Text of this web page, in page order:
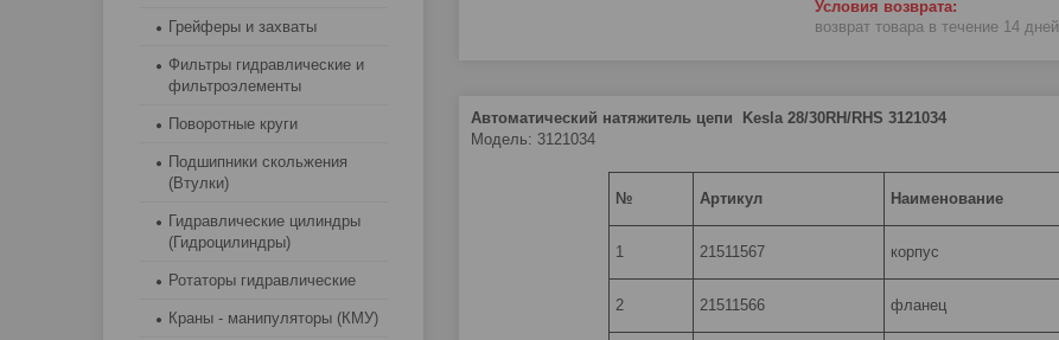
возврат товара в течение 14 дней
Автоматический натяжитель цепи Kesla 28/30RH/RHS 3121034
Модель: 3121034
№ Артикул Наименование
1 21511567 корпус
2 21511566 фланец
Грейферы и захваты
Фильтры гидравлические и
фильтроэлементы
Поворотные круги
Подшипники скольжения
(Втулки)
Гидравлические цилиндры
(Гидроцилиндры)
Ротаторы гидравлические
Краны - манипуляторы (КМУ)